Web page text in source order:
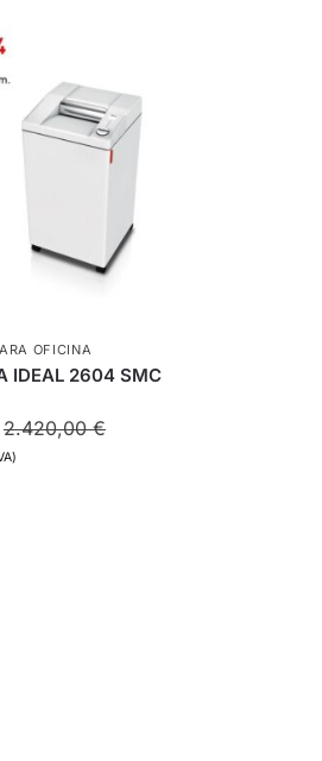
OFICINA
IDEAL 2604 SMC
2.420,00€